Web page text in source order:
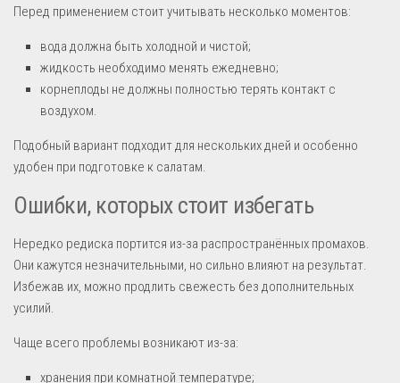
Перед применением стоит учитывать несколько моментов:
вода должна быть холодной и чистой;
жидкость необходимо менять ежедневно;
корнеплоды не должны полностью терять контакт с
воздухом.
Подобный вариант подходит для нескольких дней и особенно
удобен при подготовке к салатам.
Ошибки, которых стоит избегать
Нередко редиска портится из-за распространённых промахов.
Они кажутся незначительными, но сильно влияют на результат.
Избежав их, можно продлить свежесть без дополнительных
усилий.
Чаще всего проблемы возникают из-за:
хранения при комнатной температуре;